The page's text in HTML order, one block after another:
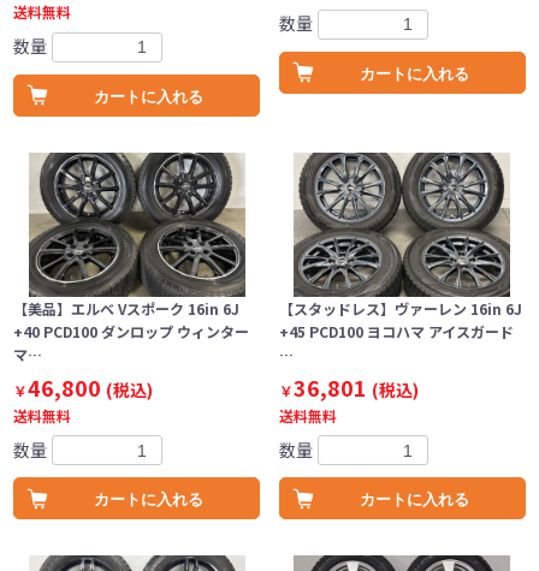
送料無料
数量
カートに入れる
数量
カートに入れる
【美品】エルベ Vスポーク 16in 6J
+40 PCD100 ダンロップ ウィンター
マ…
￥46,800 (税込)
送料無料
数量
カートに入れる
【スタッドレス】ヴァーレン 16in 6J
+45 PCD100 ヨコハマ アイスガード
…
￥36,801 (税込)
送料無料
数量
カートに入れる